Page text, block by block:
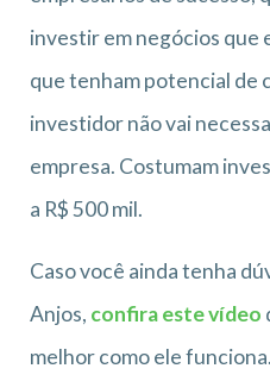
investir em negócios que
que tenham potencial de
investidor não vai
empresa. Costumam
a R$ 500 mil.
Caso você ainda tenha
Anjos, confira este vídeo
melhor como ele funciona.